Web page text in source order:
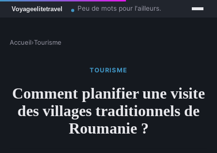
Peu de mots pour l'ailleurs.
Accueil›Tourisme
TOURISME
Comment planifier une visite
des villages traditionnels de
Roumanie ?